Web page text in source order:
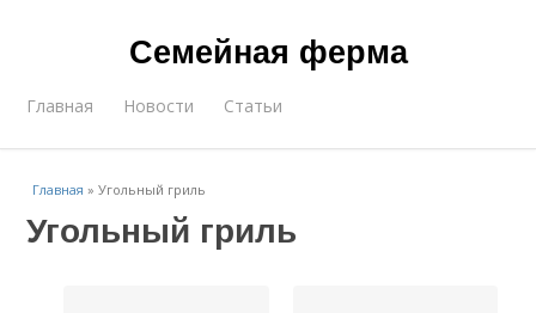
Семейная ферма
Главная Новости Статьи
Главная »Угольный гриль
Угольный гриль